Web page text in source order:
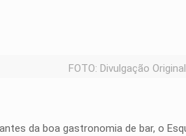
FOTO: Divulgação Original
da boa gastronomia de bar, o